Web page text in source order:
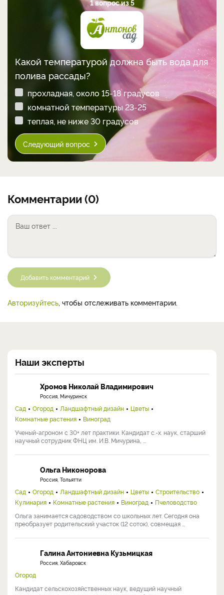
1 вопрос из 5
Какой температурой должна быть вода для
полива рассады?
прохладная, около 15-18 градусов
комнатной температуры 23-25
теплая, не ниже 30 градусов
Следующий вопрос
Комментарии (0)
Добавить комментарий
Авторизуйтесь, чтобы отслеживать комментарии.
Наши эксперты
Хромов Николай Владимирович
Россия, Мичуринск
Сад Огород Ландшафтный дизайн
Цветы
Комнатные растения
Виноград
Ученый-агроном с 30+ лет практики. Кандидат с.-х. наук, старший
научный сотрудник ФНЦ им. И.В. Мичурина, ...
Ольга Никонорова
Россия, Тольятти
Сад Огород Ландшафтный дизайн Цветы
Строительство
Кулинария
Комнатные растения Виноград
Пчеловодство
Ольга занимается садоводством со школьных лет. Сегодня она
преобразует родительский участок (12 соток), совмещая ...
Галина Антониевна Кузьмицкая
Россия, Хабаровск
Огород
Кандидат сельскохозяйственных наук, ведущий научный